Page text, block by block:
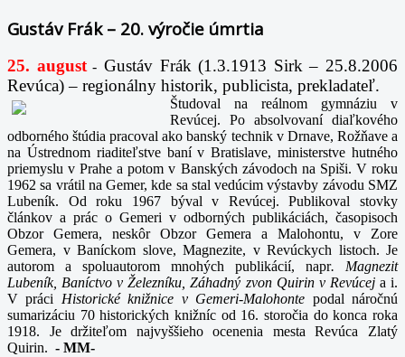
Gustáv Frák – 20. výročie úmrtia
25. august- Gustáv Frák (1.3.1913 Sirk – 25.8.2006
Revúca) – regionálny historik, publicista, prekladateľ.
Študoval na reálnom gymnáziu v
Revúcej. Po absolvovaní diaľkového
odborného štúdia pracoval ako banský technik v Drnave, Rožňave a
na Ústrednom riaditeľstve baní v Bratislave, ministerstve hutného
priemyslu v Prahe a potom v Banských závodoch na Spiši. V roku
1962 sa vrátil na Gemer, kde sa stal vedúcim výstavby závodu SMZ
Lubeník. Od roku 1967 býval v Revúcej. Publikoval stovky
článkov a prác o Gemeri v odborných publikáciách, časopisoch
Obzor Gemera, neskôr Obzor Gemera a Malohontu, v Zore
Gemera, v Baníckom slove, Magnezite, v Revúckych listoch. Je
autorom a spoluautorom mnohých publikácií, napr. Magnezit
Lubeník, Baníctvo v Železníku, Záhadný zvon Quirin v Revúcej a i.
V práci Historické knižnice v Gemeri-Malohonte podal náročnú
sumarizáciu 70 historických knižníc od 16. storočia do konca roka
1918. Je držiteľom najvyššieho ocenenia mesta Revúca Zlatý
Quirin. - MM-